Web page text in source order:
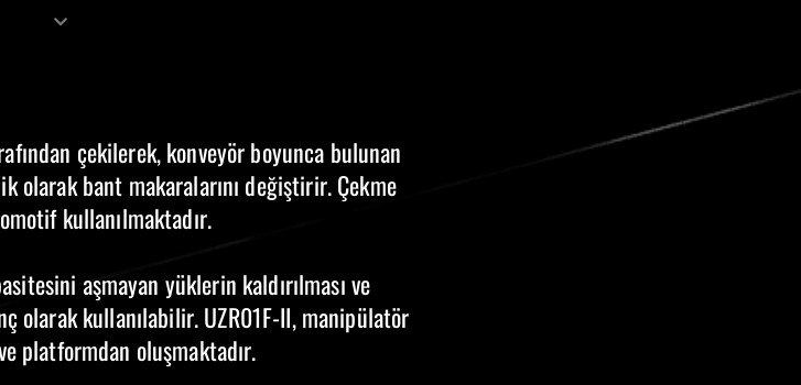
çekilerek, konveyör boyunca bulunan
olarak bant makaralarını değiştirir. Çekme
kullanılmaktadır.
aşmayan yüklerin kaldırılması ve
olarak kullanılabilir. UZR01F-II, manipülatör
platformdan oluşmaktadır.